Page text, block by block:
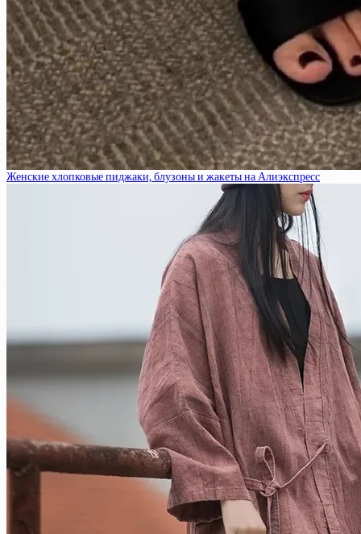
Женские хлопковые пиджаки, блузоны и жакеты на Алиэкспресс